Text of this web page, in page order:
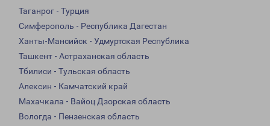
Таганрог - Турция
Симферополь - Республика Дагестан
Ханты-Мансийск - Удмуртская Республика
Ташкент - Астраханская область
Тбилиси - Тульская область
Алексин - Камчатский край
Махачкала - Вайоц Дзорская область
Вологда - Пензенская область